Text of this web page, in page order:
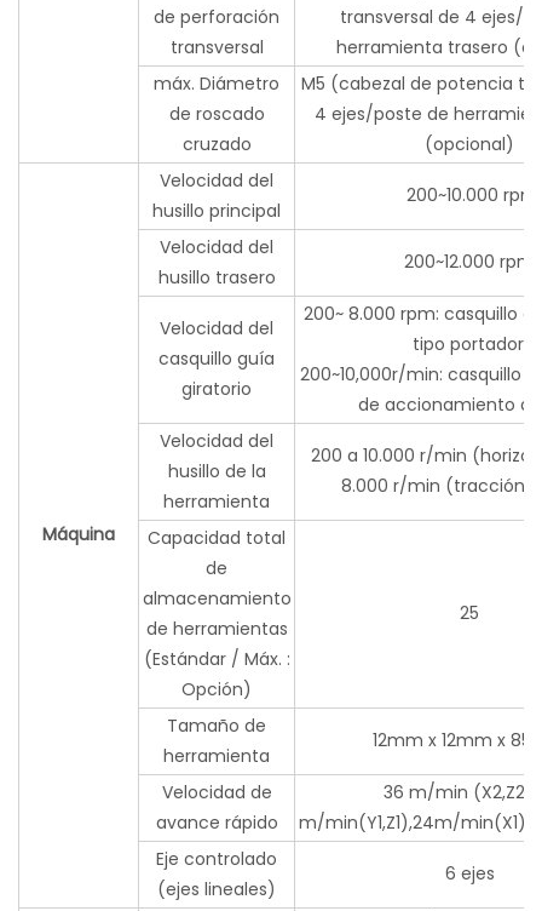
de perforación
transversal
transversal de 4 ejes/
herramienta trasero
máx. Diámetro
de roscado
cruzado
M5 (cabezal de potencia
4 ejes/poste de
(opcional)
Máquina
Velocidad del
husillo principal
200~10.000 rpm
Velocidad del
husillo trasero
200~12.000 rpm
Velocidad del
casquillo guía
giratorio
200~ 8.000 rpm: casquillo
tipo portador;
200~10,000r/min: casquillo
de accionamiento
Velocidad del
husillo de la
herramienta
200 a 10.000 r/min
8.000 r/min (tracción
Capacidad total
de
almacenamiento
de herramientas
(Estándar / Máx. :
Opción)
25
Tamaño de
herramienta
12mm x 12mm x
Velocidad de
avance rápido
36 m/min
m/min(Y1,Z1),24m/
Eje controlado
(ejes lineales)
6 ejes